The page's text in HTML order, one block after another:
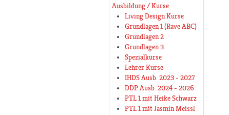
Ausbildung / Kurse
Living Design Kurse
Grundlagen 1 (Rave ABC)
Grundlagen 2
Grundlagen 3
Spezialkurse
Lehrer Kurse
IHDS Ausb. 2023 - 2027
DDP Ausb. 2024 - 2026
PTL 1 mit Heike Schwarz
PTL 1 mit Jasmin Meissl